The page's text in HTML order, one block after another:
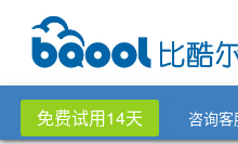
免费试用14天 咨询客